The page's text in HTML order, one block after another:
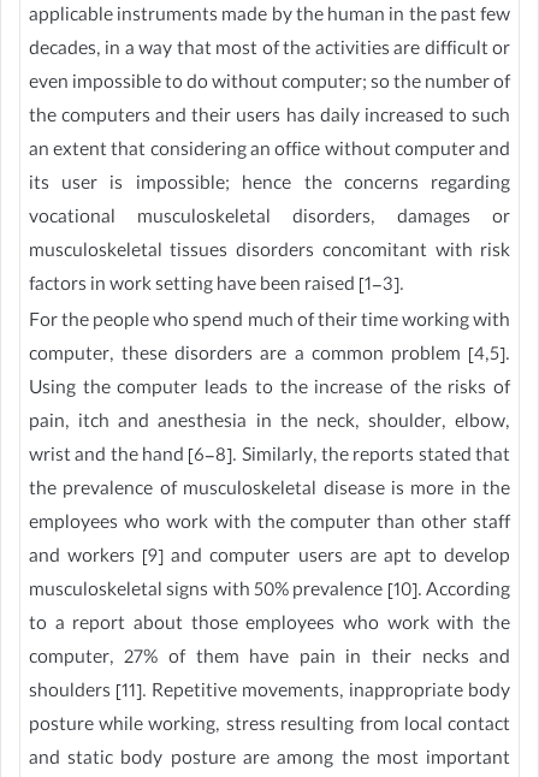
applicable instruments made by the human in the past few
decades, in a way that most of the activities are difficult or
even impossible to do without computer; so the number of
the computers and their users has daily increased to such
an extent that considering an office without computer and
its user is impossible; hence the concerns regarding
vocational musculoskeletal disorders, damages or
musculoskeletal tissues disorders concomitant with risk
factors in work setting have been raised [1-3].
For the people who spend much of their time working with
computer, these disorders are a common problem [4,5].
Using the computer leads to the increase of the risks of
pain, itch and anesthesia in the neck, shoulder, elbow,
wrist and the hand [6-8]. Similarly, the reports stated that
the prevalence of musculoskeletal disease is more in the
employees who work with the computer than other staff
and workers [9] and computer users are apt to develop
musculoskeletal signs with 50% prevalence [10]. According
to a report about those employees who work with the
computer, 27% of them have pain in their necks and
shoulders [11]. Repetitive movements, inappropriate body
posture while working, stress resulting from local contact
and static body posture are among the most important